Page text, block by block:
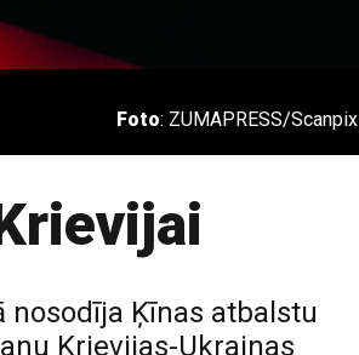
Foto: ZUMAPRESS/Scanpix
Ķīnas atbalstu
Krievijas-Ukrainas